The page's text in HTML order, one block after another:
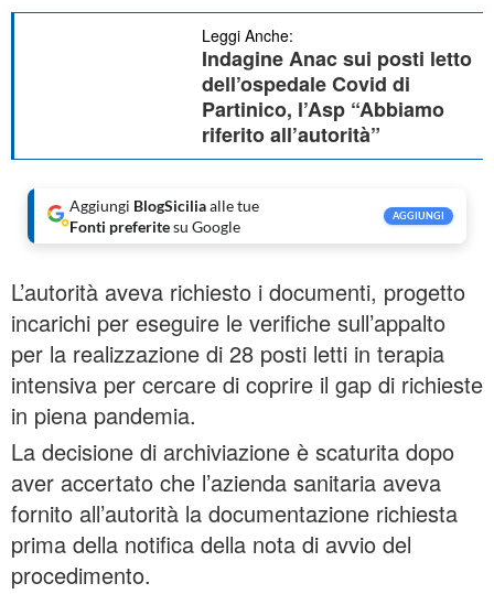
Leggi Anche:
Indagine Anac sui posti letto
dell’ospedale Covid di
Partinico, l’Asp “Abbiamo
riferito all’autorità”
Aggiungi BlogSiciliaalle tue
Fonti preferitesu Google
AGGIUNGI
L’autorità aveva richiesto i documenti, progetto
incarichi per eseguire le verifiche sull’appalto
per la realizzazione di 28 posti letti in terapia
intensiva per cercare di coprire il gap di richieste
in piena pandemia.
La decisione di archiviazione è scaturita dopo
aver accertato che l’azienda sanitaria aveva
fornito all’autorità la documentazione richiesta
prima della notifica della nota di avvio del
procedimento.